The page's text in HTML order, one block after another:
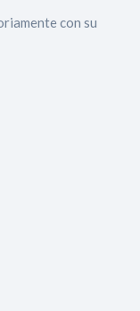
con su